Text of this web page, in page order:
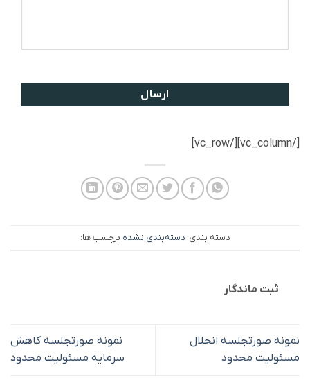
[/vc_column][/vc_row]
دسته بندی: دسته‌بندی نشده برچسب ها:
ثبت ماندگار
نمونه صورتجلسه انحلال
مسئولیت محدود
نمونه صورتجلسه کاهش
سرمایه مسئولیت محدود